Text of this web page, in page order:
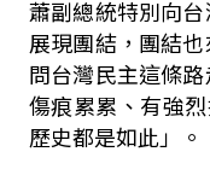
蕭副總統特別向
展現團結，團結
問台灣民主這條
傷痕累累、有強
歷史都是如此」。